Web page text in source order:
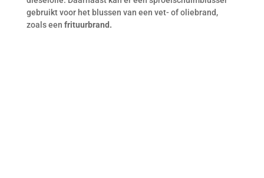
gebruikt voor het blussen van een vet- of oliebrand,
zoals een frituurbrand.